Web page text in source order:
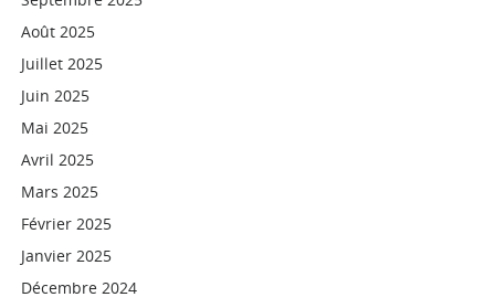
Août 2025
Juillet 2025
Juin 2025
Mai 2025
Avril 2025
Mars 2025
Février 2025
Janvier 2025
Décembre 2024